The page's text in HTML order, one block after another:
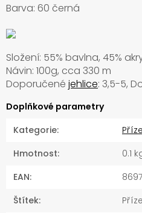
Barva: 60 černá
Složení: 55% bavlna, 45%
Návin: 100g, cca 330 m
Doporučené jehlice: 3,5-5,
Doplňkové parametry
Kategorie:
Hmotnost:
0.1
EAN:
Štítek:
Příze